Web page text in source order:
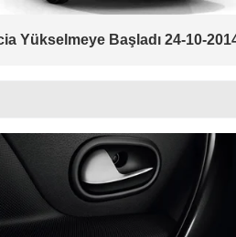
Yükselmeye Başladı 24-10-